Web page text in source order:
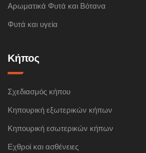
Αρωματικά Φυτά και Βότανα
Φυτά και υγεία
Κήπος
Σχεδιασμός κήπου
Κηπουρική εξωτερικών κήπων
Κηπουρική εσωτερικών κήπων
Εχθροί και ασθένειες